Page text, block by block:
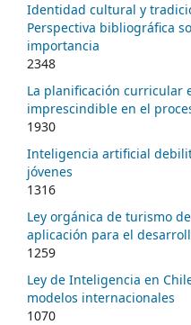
Identidad cultural y
Perspectiva bibliográfica
importancia
2348
La planificación curricular
imprescindible en el
1930
Inteligencia artificial
jóvenes
1316
Ley orgánica de turismo
aplicación para el
1259
Ley de Inteligencia en
modelos internacionales
1070